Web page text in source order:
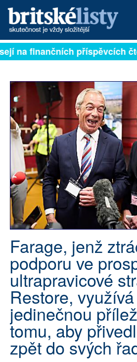
PŘIHLÁSIT
ARCHIV
ROZHOVORY
TÉMATA
NEJČTENĚJŠÍ ZA 7 DNÍ
AUTOŘI
PŘÍSPĚVKY NA PROVOZ
RUBRIKY
PLNÁ VERZE STRÁNEK
na finančních příspěvcích
Farage, jenž
podporu ve
ultrapravicové
Restore, využívá
jedinečnou
tomu, aby
zpět do svých